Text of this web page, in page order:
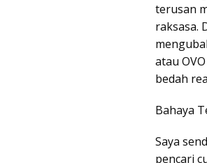
terusan
raksasa.
atau
bedah
Bahaya
Saya
pencari